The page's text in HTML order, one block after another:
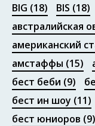
BIG (18) BIS (18)
австралийская
американский
амстаффы (15)
бест беби (9)
бест ин шоу (11)
бест юниоров (9)